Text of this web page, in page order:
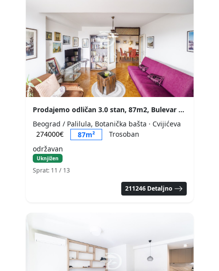
Prodajemo odličan 3.0 stan, 87m2, Bulevar despota Stefana
Beograd / Palilula, Botanička bašta · Cvijićeva
274000€
87m²
Trosoban
održavan
Uknjižen
Sprat: 11 / 13
211246 Detaljno